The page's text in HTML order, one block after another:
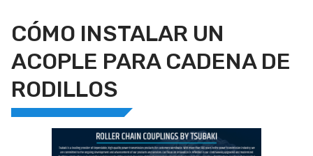
CÓMO INSTALAR UN
ACOPLE PARA CADENA DE
RODILLOS